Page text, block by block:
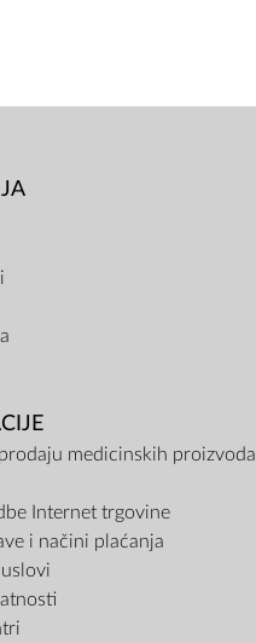
medicinskih proizvoda
Internet trgovine
i načini plaćanja